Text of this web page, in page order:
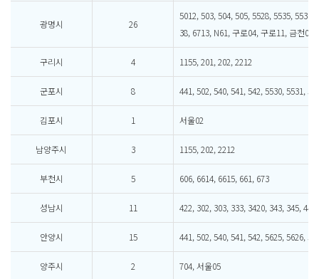
광명시 26
5012, 503, 504, 505, 5528, 5535,
38, 6713, N61, 구로04, 구로11, 금천02,
구리시 4 1155, 201, 202, 2212
군포시 8 441, 502, 540, 541, 542, 5530, 5531,
김포시 1 서울02
남양주시 3 1155, 202, 2212
부천시 5 606, 6614, 6615, 661, 673
성남시 11 422, 302, 303, 333, 3420, 343, 345,
안양시 15 441, 502, 540, 541, 542, 5625, 5626,
양주시 2 704, 서울05